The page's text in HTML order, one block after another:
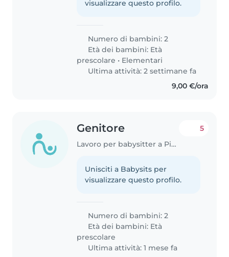
visualizzare questo profilo.
Numero di bambini: 2
Età dei bambini: Età
prescolare • Elementari
Ultima attività: 2 settimane fa
9,00 €/ora
Genitore
Lavoro per babysitter a Pioltello
5
Unisciti a Babysits per
visualizzare questo profilo.
Numero di bambini: 2
Età dei bambini: Età
prescolare
Ultima attività: 1 mese fa